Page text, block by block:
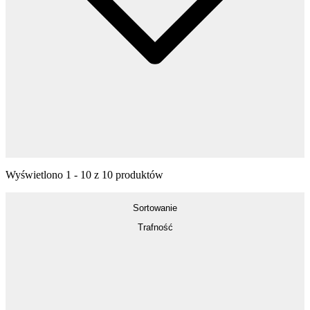
Wyświetlono 1 - 10 z 10 produktów
Sortowanie
Trafność